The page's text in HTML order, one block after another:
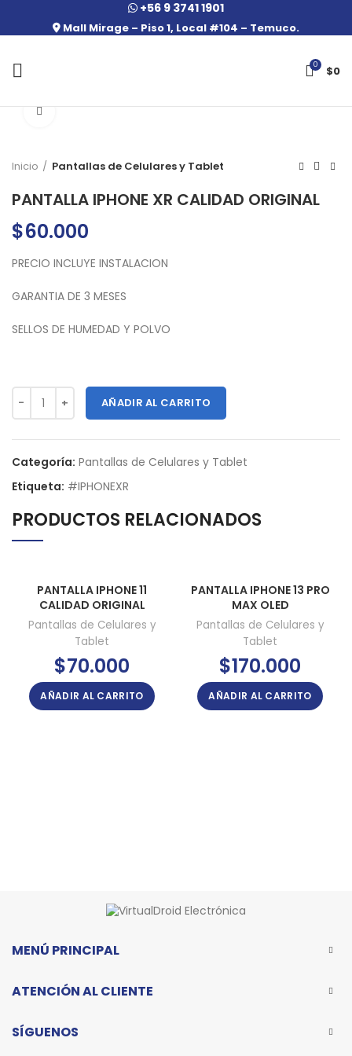
+56 9 3741 1901
Mall Mirage – Piso 1, Local #104 – Temuco.
0 $0
Click to enlarge
Inicio Pantallas de Celulares y Tablet
PANTALLA IPHONE XR CALIDAD ORIGINAL
$60.000
PRECIO INCLUYE INSTALACION
GARANTIA DE 3 MESES
SELLOS DE HUMEDAD Y POLVO
AÑADIR AL CARRITO
Categoría: Pantallas de Celulares y Tablet
Etiqueta: #IPHONEXR
PRODUCTOS RELACIONADOS
PANTALLA IPHONE 11
CALIDAD ORIGINAL
Pantallas de Celulares y
Tablet
$70.000
AÑADIR AL CARRITO
PANTALLA IPHONE 13 PRO
MAX OLED
Pantallas de Celulares y
Tablet
$170.000
AÑADIR AL CARRITO
MENÚ PRINCIPAL
ATENCIÓN AL CLIENTE
SÍGUENOS